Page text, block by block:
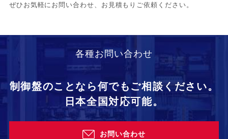
ぜひお気軽にお問い合わせ、お見積もりご依頼ください。
各種お問い合わせ
制御盤のことなら何でもご相談ください。
日本全国対応可能。
お問い合わせ